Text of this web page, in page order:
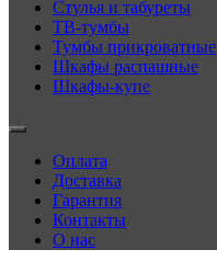
Стулья и табуреты
ТВ-тумбы
Тумбы прикроватные
Шкафы распашные
Шкафы-купе
Оплата
Доставка
Гарантия
Контакты
О нас